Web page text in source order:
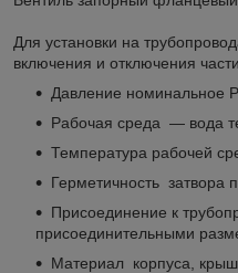
Для установки на
включения и отключения
Давление номинальное
Рабочая среда — вода
Температура рабочей
Герметичность затвора
Присоединение к
присоединительными
Материал корпуса,